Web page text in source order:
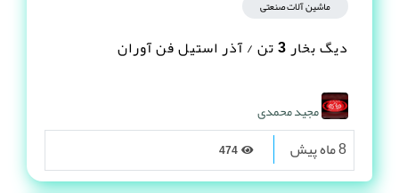
ماشین آلات صنعتی
دیگ بخار 3 تن / آذر استیل فن آوران
مجید محمدی
8 ماه پیش